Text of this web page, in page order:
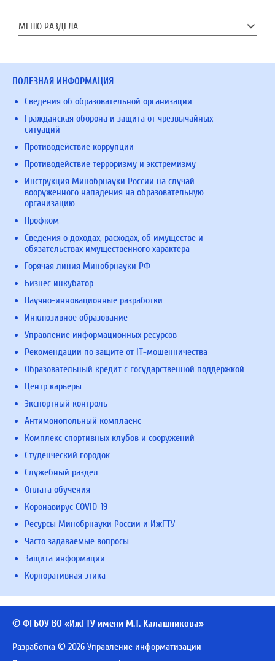
МЕНЮ РАЗДЕЛА
ПОЛЕЗНАЯ ИНФОРМАЦИЯ
Сведения об образовательной организации
Гражданская оборона и защита от чрезвычайных
ситуаций
Противодействие коррупции
Противодействие терроризму и экстремизму
Инструкция Минобрнауки России на случай
вооруженного нападения на образовательную
организацию
Профком
Сведения о доходах, расходах, об имуществе и
обязательствах имущественного характера
Горячая линия Минобрнауки РФ
Бизнес инкубатор
Научно-инновационные разработки
Инклюзивное образование
Управление информационных ресурсов
Рекомендации по защите от IT-мошенничества
Образовательный кредит с государственной поддержкой
Центр карьеры
Экспортный контроль
Антимонопольный комплаенс
Комплекс спортивных клубов и сооружений
Студенческий городок
Служебный раздел
Оплата обучения
Коронавирус COVID-19
Ресурсы Минобрнауки России и ИжГТУ
Часто задаваемые вопросы
Защита информации
Корпоративная этика
© ФГБОУ ВО «ИжГТУ имени М.Т. Калашникова»
Разработка © 2026 Управление информатизации